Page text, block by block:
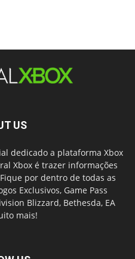
US
dedicado a plataforma Xbox
Xbox é trazer informações
por dentro de todas as
Exclusivos, Game Pass
Blizzard, Bethesda, EA
mais!